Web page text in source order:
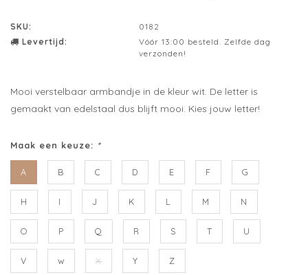
SKU:
0182
Levertijd:
Vóór 13:00 besteld. Zelfde dag
verzonden!
Mooi verstelbaar armbandje in de kleur wit. De letter is
gemaakt van edelstaal dus blijft mooi. Kies jouw letter!
Maak een keuze: *
A B C D E F G
H I J K L M N
O P Q R S T U
V w X Y Z